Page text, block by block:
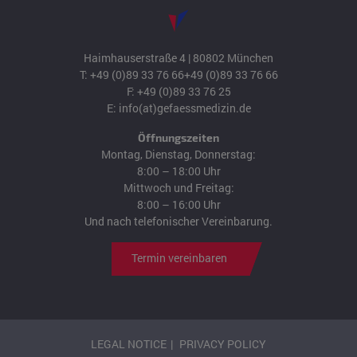
Haimhauserstraße 4 | 80802 München
T: +49 (0)89 33 76 66+49 (0)89 33 76 66
F: +49 (0)89 33 76 25
E: info(at)gefaessmedizin.de
Öffnungszeiten
Montag, Dienstag, Donnerstag:
8:00 – 18:00 Uhr
Mittwoch und Freitag:
8:00 – 16:00 Uhr
Und nach telefonischer Vereinbarung.
Termin vereinbaren
LEGAL NOTICE
PRIVACY POLICY